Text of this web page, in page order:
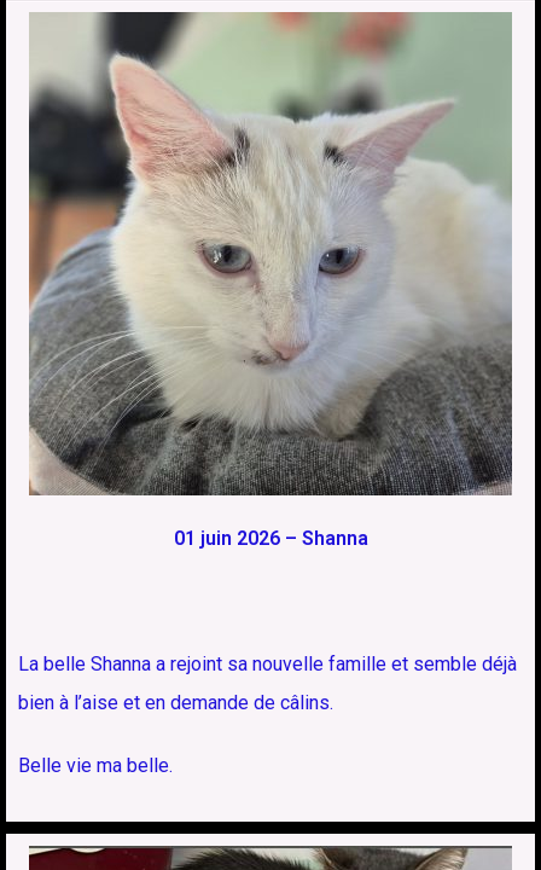
01 juin 2026 – Shanna
La belle Shanna a rejoint sa nouvelle famille et semble déjà
bien à l’aise et en demande de câlins.
Belle vie ma belle.